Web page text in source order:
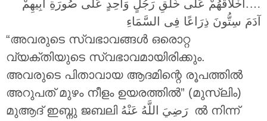
….أَخْلاَقُهُمْ عَلَى خُلُقِ رَجُلٍ وَاحِدٍ عَلَى صُورَةِ أَبِيهِمْ
آدَمَ سِتُّونَ ذِرَاعًا فِى السَّمَاءِ
“അവരുടെ സ്വഭാവങ്ങൾ ഒരൊറ്റ
വ്യക്തിയുടെ സ്വഭാവമായിരിക്കും.
അവരുടെ പിതാവായ ആദമിന്റെ രൂപത്തിൽ
അറുപത് മുഴം നീളം ഉയരത്തിൽ” (മുസ്ലിം)
മുആദ് ഇബ്നു ജബലി
ൽ നിന്ന്